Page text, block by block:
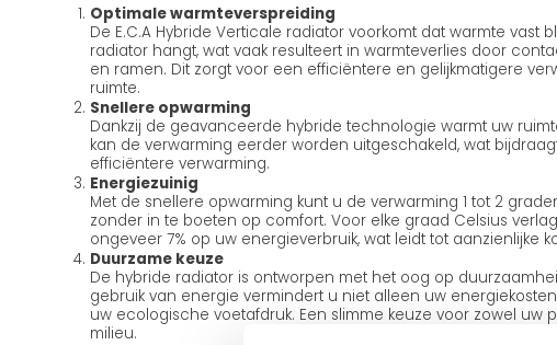
Optimale warmteverspreiding
De E.C.A Hybride Verticale radiator voorkomt dat warmte vast
radiator hangt, wat vaak resulteert in warmteverlies door
en ramen. Dit zorgt voor een efficiëntere en gelijkmatigere
ruimte.
Snellere opwarming
Dankzij de geavanceerde hybride technologie warmt uw
kan de verwarming eerder worden uitgeschakeld, wat
efficiëntere verwarming.
Energiezuinig
Met de snellere opwarming kunt u de verwarming 1 tot 2
zonder in te boeten op comfort. Voor elke graad Celsius
ongeveer 7% op uw energieverbruik, wat leidt tot aanzienlijke
Duurzame keuze
De hybride radiator is ontworpen met het oog op
gebruik van energie vermindert u niet alleen uw
uw ecologische voetafdruk. Een slimme keuze voor zowel uw
milieu.